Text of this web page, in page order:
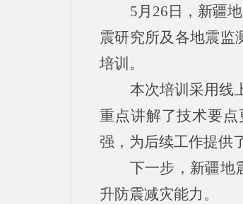
5月26日，新疆
震研究所及各地震监
培训。
本次培训采用线
重点讲解了技术要
强，为后续工作提供
下一步，新疆地
升防震减灾能力。